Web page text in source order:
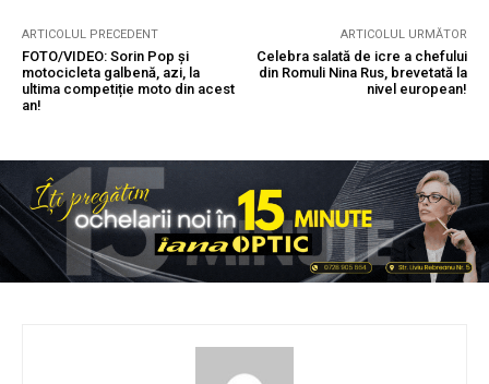
ARTICOLUL PRECEDENT
FOTO/VIDEO: Sorin Pop și
motocicleta galbenă, azi, la
ultima competiție moto din acest
an!
ARTICOLUL URMĂTOR
Celebra salată de icre a chefului
din Romuli Nina Rus, brevetată la
nivel european!